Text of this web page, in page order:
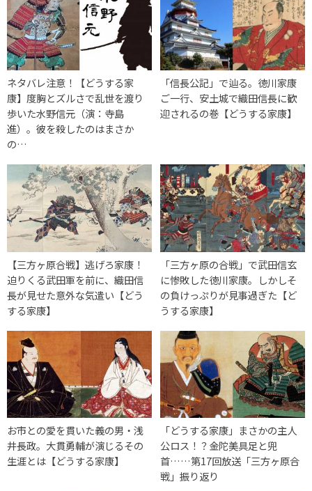
ネタバレ注意！【どうする家
康】度胸とズルさで乱世を渡り
歩いた水野信元（演：寺島
進）。彼を殺したのはまさか
の…
「信長公記」で辿る。徳川家康
ご一行、安土城で織田信長に歓
迎されるの巻【どうする家康】
【三方ヶ原合戦】逃げろ家康！
迫りくる武田軍を前に、織田信
長が見せた意外な気遣い【どう
する家康】
「三方ヶ原の合戦」で武田信玄
に惨敗した徳川家康。しかしそ
の負けっぷりが見事過ぎた【ど
うする家康】
お市との愛を貫いた義の男・浅
井長政。大貫勇輔が演じるその
生涯とは【どうする家康】
「どうする家康」まさかの主人
公ロス！？金陀美具足と兜
首……第17回放送「三方ヶ原合
戦」振り返り